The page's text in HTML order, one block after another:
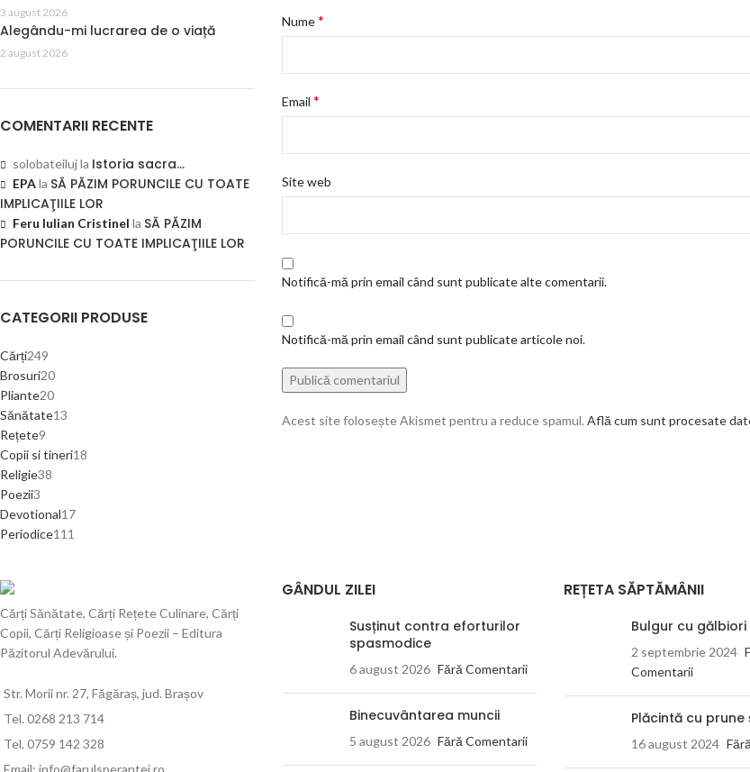
3 august 2026
Alegându-mi lucrarea de o viață
2 august 2026
COMENTARII RECENTE
solobateilujla Istoria sacra…
EPAla SĂ PĂZIM PORUNCILE CU TOATE
IMPLICAŢIILE LOR
Feru Iulian Cristinel la SĂ PĂZIM
PORUNCILE CU TOATE IMPLICAŢIILE LOR
CATEGORII PRODUSE
Cărți249
Brosuri20
Pliante20
Sănătate13
Rețete9
Copii si tineri18
Religie38
Poezii3
Devotional17
Periodice111
Nume*
Email *
Site web
Notifică-mă prin email când sunt publicate alte comentarii.
Notifică-mă prin email când sunt publicate articole noi.
Acest site folosește Akismet pentru a reduce spamul.Află cum sunt procesate
Cărți Sănătate, Cărți Rețete Culinare, Cărți
Copii, Cărți Religioase și Poezii – Editura
Păzitorul Adevărului.
Str. Morii nr. 27, Făgăraș, jud. Brașov
Tel. 0268 213 714
Tel. 0759 142 328
Email: info@farulsperantei.ro
GÂNDUL ZILEI
Susținut contra eforturilor
spasmodice
6 august 2026 Fără Comentarii
Binecuvântarea muncii
5 august 2026 Fără Comentarii
REȚETA SĂPTĂMÂNII
Bulgur cu gălbiori
2 septembrie 2024
Comentarii
Plăcintă cu prune
16 august 2024